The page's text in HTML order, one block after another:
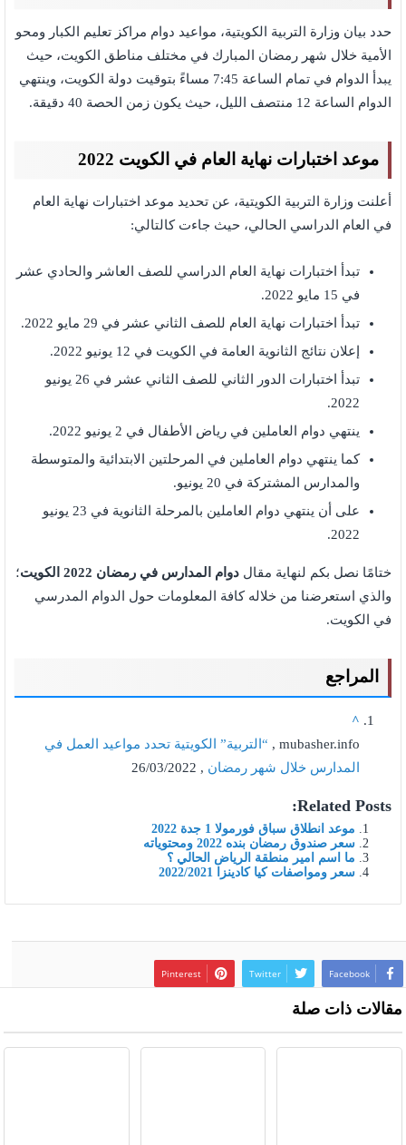
حدد بيان وزارة التربية الكويتية، مواعيد دوام مراكز تعليم الكبار ومحو
الأمية خلال شهر رمضان المبارك في مختلف مناطق الكويت، حيث
يبدأ الدوام في تمام الساعة 7:45 مساءً بتوقيت دولة الكويت، وينتهي
الدوام الساعة 12 منتصف الليل، حيث يكون زمن الحصة 40 دقيقة.
موعد اختبارات نهاية العام في الكويت 2022
أعلنت وزارة التربية الكويتية، عن تحديد موعد اختبارات نهاية العام
في العام الدراسي الحالي، حيث جاءت كالتالي:
تبدأ اختبارات نهاية العام الدراسي للصف العاشر والحادي عشر
في 15 مايو 2022.
تبدأ اختبارات نهاية العام للصف الثاني عشر في 29 مايو 2022.
إعلان نتائج الثانوية العامة في الكويت في 12 يونيو 2022.
تبدأ اختبارات الدور الثاني للصف الثاني عشر في 26 يونيو
2022.
ينتهي دوام العاملين في رياض الأطفال في 2 يونيو 2022.
كما ينتهي دوام العاملين في المرحلتين الابتدائية والمتوسطة
والمدارس المشتركة في 20 يونيو.
على أن ينتهي دوام العاملين بالمرحلة الثانوية في 23 يونيو
2022.
ختامًا نصل بكم لنهاية مقال دوام المدارس في رمضان 2022 الكويت
؛
والذي استعرضنا من خلاله كافة المعلومات حول الدوام المدرسي
في الكويت.
المراجع
^
mubasher.info ,
“التربية” الكويتية تحدد مواعيد العمل في
المدارس خلال شهر رمضان , 26/03/2022
Related Posts:
موعد انطلاق سباق فورمولا 1 جدة 2022
سعر صندوق رمضان بنده 2022 ومحتوياته
ما اسم امير منطقة الرياض الحالي ؟
سعر ومواصفات كيا كادينزا 2022/2021
Facebook
Twitter
Pinterest
مقالات ذات صلة